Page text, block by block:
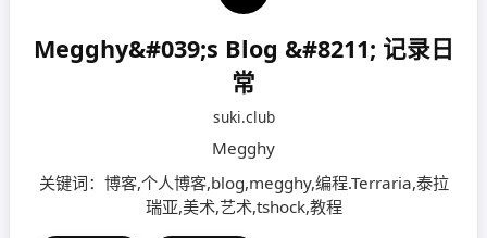
Megghy&#039;s Blog &#8211; 记录日
常
suki.club
Megghy
关键词：博客,个人博客,blog,megghy,编程.Terraria,泰拉
瑞亚,美术,艺术,tshock,教程